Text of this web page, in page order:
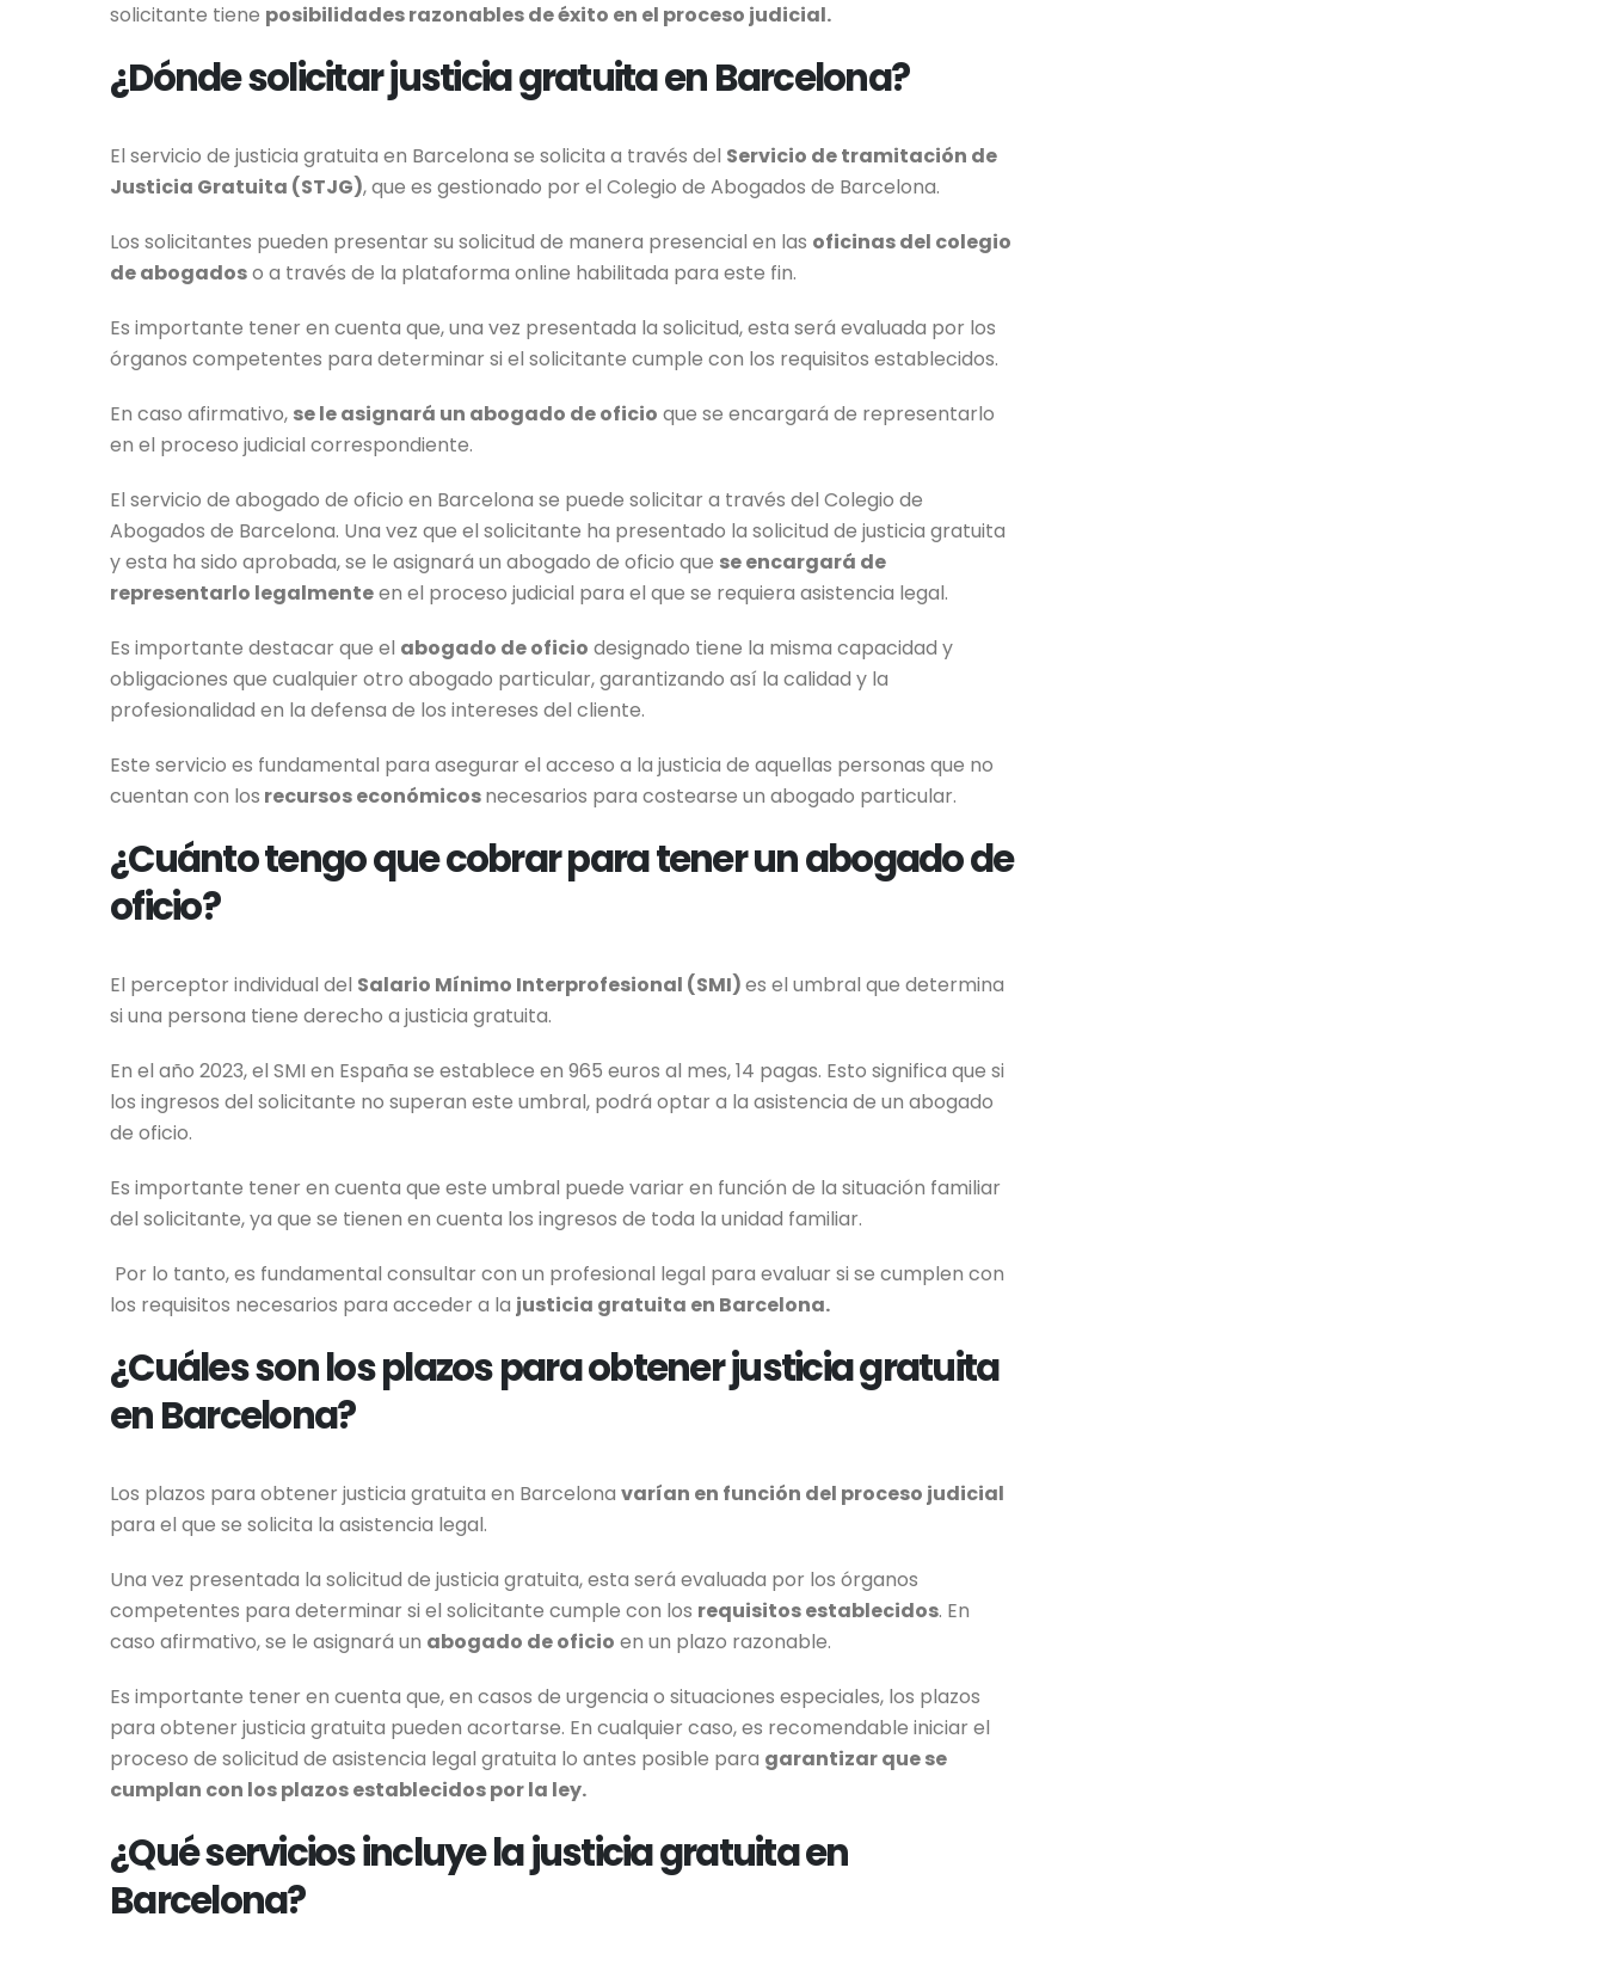
solicitante tiene posibilidades razonables de éxito en el proceso judicial.
¿Dónde solicitar justicia gratuita en Barcelona?
El servicio de justicia gratuita en Barcelona se solicita a través del Servicio de tramitación de
Justicia Gratuita (STJG), que es gestionado por el Colegio de Abogados de Barcelona.
Los solicitantes pueden presentar su solicitud de manera presencial en las oficinas del colegio
de abogadoso a través de la plataforma online habilitada para este fin.
Es importante tener en cuenta que, una vez presentada la solicitud, esta será evaluada por los
órganos competentes para determinar si el solicitante cumple con los requisitos establecidos.
En caso afirmativo, se le asignará un abogado de oficio que se encargará de representarlo
en el proceso judicial correspondiente.
El servicio de abogado de oficio en Barcelona se puede solicitar a través del Colegio de
Abogados de Barcelona. Una vez que el solicitante ha presentado la solicitud de justicia gratuita
y esta ha sido aprobada, se le asignará un abogado de oficio que se encargará de
representarlo legalmenteen el proceso judicial para el que se requiera asistencia legal.
Es importante destacar que el abogado de oficio designado tiene la misma capacidad y
obligaciones que cualquier otro abogado particular, garantizando así la calidad y la
profesionalidad en la defensa de los intereses del cliente.
Este servicio es fundamental para asegurar el acceso a la justicia de aquellas personas que no
cuentan con los recursos económicosnecesarios para costearse un abogado particular.
¿Cuánto tengo que cobrar para tener un abogado de
oficio?
El perceptor individual del Salario Mínimo Interprofesional (SMI)es el umbral que determina
si una persona tiene derecho a justicia gratuita.
En el año 2023, el SMI en España se establece en 965 euros al mes, 14 pagas. Esto significa que si
los ingresos del solicitante no superan este umbral, podrá optar a la asistencia de un abogado
de oficio.
Es importante tener en cuenta que este umbral puede variar en función de la situación familiar
del solicitante, ya que se tienen en cuenta los ingresos de toda la unidad familiar.
Por lo tanto, es fundamental consultar con un profesional legal para evaluar si se cumplen con
los requisitos necesarios para acceder a la justicia gratuita en Barcelona.
¿Cuáles son los plazos para obtener justicia gratuita
en Barcelona?
Los plazos para obtener justicia gratuita en Barcelona varían en función del proceso judicial
para el que se solicita la asistencia legal.
Una vez presentada la solicitud de justicia gratuita, esta será evaluada por los órganos
competentes para determinar si el solicitante cumple con los requisitos establecidos. En
caso afirmativo, se le asignará un abogado de oficio en un plazo razonable.
Es importante tener en cuenta que, en casos de urgencia o situaciones especiales, los plazos
para obtener justicia gratuita pueden acortarse. En cualquier caso, es recomendable iniciar el
proceso de solicitud de asistencia legal gratuita lo antes posible para garantizar que se
cumplan con los plazos establecidos por la ley.
¿Qué servicios incluye la justicia gratuita en
Barcelona?